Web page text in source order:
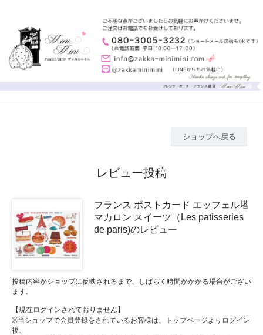
ショップへ戻る
レビュー投稿
フランス ポストカード エッフェル塔
マカロン スイーツ（Les patisseries
de paris)のレビュー
投稿内容がショップに反映されるまで、しばらく時間がかかる場合がござい
ます。
【現在ログインされておりません】
※当ショップで会員登録をされているお客様は、トップページよりログイン
後、